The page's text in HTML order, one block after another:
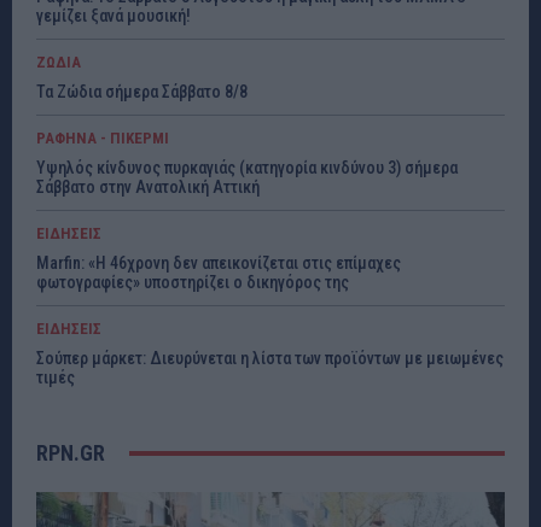
γεμίζει ξανά μουσική!
ΖΩΔΙΑ
Τα Ζώδια σήμερα Σάββατο 8/8
ΡΑΦΗΝΑ - ΠΙΚΕΡΜΙ
Υψηλός κίνδυνος πυρκαγιάς (κατηγορία κινδύνου 3) σήμερα
Σάββατο στην Ανατολική Αττική
ΕΙΔΗΣΕΙΣ
Marfin: «Η 46χρονη δεν απεικονίζεται στις επίμαχες
φωτογραφίες» υποστηρίζει ο δικηγόρος της
ΕΙΔΗΣΕΙΣ
Σούπερ μάρκετ: Διευρύνεται η λίστα των προϊόντων με μειωμένες
τιμές
RPN.GR